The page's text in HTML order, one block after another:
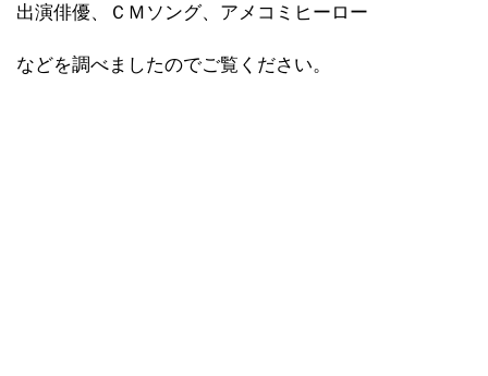
出演俳優、ＣＭソング、アメコミヒーロー
などを調べましたのでご覧ください。